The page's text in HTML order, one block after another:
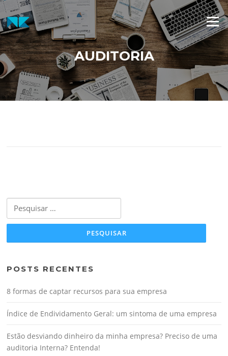
Menu
AUDITORIA
POSTS RECENTES
8 formas de captar recursos para sua empresa
Índice de Endividamento Geral: um sintoma de uma empresa
Estão desviando dinheiro da minha empresa? Preciso de uma
auditoria Interna? Entenda!